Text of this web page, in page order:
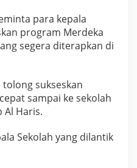
para kepala
program Merdeka
segera diterapkan di
sukseskan
sampai ke sekolah
Al Haris.
Sekolah yang dilantik